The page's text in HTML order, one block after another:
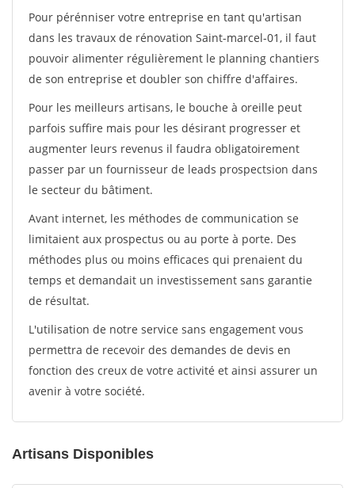
Pour pérénniser votre entreprise en tant qu'artisan
dans les travaux de rénovation Saint-marcel-01, il faut
pouvoir alimenter régulièrement le planning chantiers
de son entreprise et doubler son chiffre d'affaires.
Pour les meilleurs artisans, le bouche à oreille peut
parfois suffire mais pour les désirant progresser et
augmenter leurs revenus il faudra obligatoirement
passer par un fournisseur de leads prospectsion dans
le secteur du bâtiment.
Avant internet, les méthodes de communication se
limitaient aux prospectus ou au porte à porte. Des
méthodes plus ou moins efficaces qui prenaient du
temps et demandait un investissement sans garantie
de résultat.
L'utilisation de notre service sans engagement vous
permettra de recevoir des demandes de devis en
fonction des creux de votre activité et ainsi assurer un
avenir à votre société.
Artisans Disponibles